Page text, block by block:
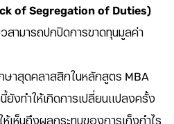
of Segregation of Duties)
สามารถปกปิดการขาดทุนมูลค่า
าสุดคลาสสิกในหลักสูตร MBA
ยังทำให้เกิดการเปลี่ยนแปลงครั้ง
เห็นถึงผลกระทบของการเก็งกำไร